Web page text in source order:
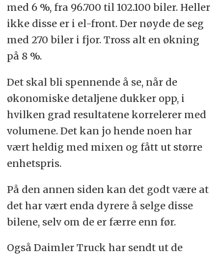
med 6 %, fra 96.700 til 102.100 biler. Heller
ikke disse er i el-front. Der nøyde de seg
med 270 biler i fjor. Tross alt en økning
på 8 %.
Det skal bli spennende å se, når de
økonomiske detaljene dukker opp, i
hvilken grad resultatene korrelerer med
volumene. Det kan jo hende noen har
vært heldig med mixen og fått ut større
enhetspris.
På den annen siden kan det godt være at
det har vært enda dyrere å selge disse
bilene, selv om de er færre enn før.
Også Daimler Truck har sendt ut de